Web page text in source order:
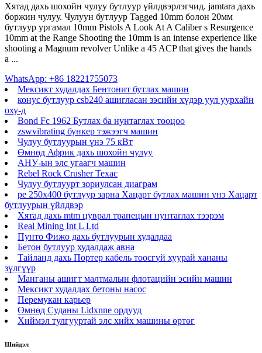
Хятад дахь шохойн чулуу бутлуур үйлдвэрлэгчид. jamtara дахь
боржин чулуу. Чулуун бутлуур Tagged 10mm болон 20мм
бутлуур ургамал 10mm Pistols A Look At A Caliber s Resurgence
10mm at the Range Shooting the 10mm is an intense experience like
shooting a Magnum revolver Unlike a 45 ACP that gives the hands
a ...
WhatsApp: +86 18221755073
Мексикт худалдах Бентонит бутлах машин
конус бутлуур csb240 ашигласан зэсийн хүдэр уул уурхайн
оху-д
Bond Fc 1962 Бутлах ба нунтаглах тооцоо
zswvibrating бункер тэжээгч машин
Чулуу бутлуурын үнэ 75 кВт
Өмнөд Африк дахь шохойн чулуу
АНУ-ын элс угаагч машин
Rebel Rock Crusher Техас
Чулуу бутлуурт зориулсан диаграм
pe 250x400 бутлуур зарна Хацарт бутлах машин үнэ Хацарт
бутлуурын үйлдвэр
Хятад дахь mtm цуврал трапецын нунтаглах тээрэм
Real Mining Int L Ltd
Пунто Фижо дахь бутлуурын худалдаа
Бетон бутлуур худалдаж авна
Тайланд дахь Портер кабель тоосгүй хуурай хананы
зүлгүүр
Манганы ашигт малтмалын флотацийн эсийн машин
Мексикт худалдах бетоны насос
Перемукан карьер
Өмнөд Суданы Lidxnne ордууд
Хиймэл тулгууртай элс хийх машины өртөг
Шийдэл